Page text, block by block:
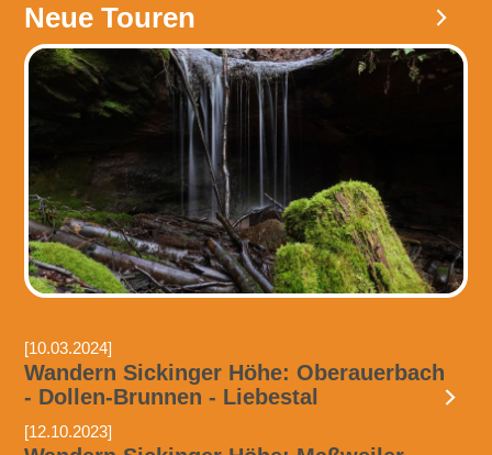
Neue Touren
[10.03.2024]
Wandern Sickinger Höhe: Oberauerbach
- Dollen-Brunnen - Liebestal
[12.10.2023]